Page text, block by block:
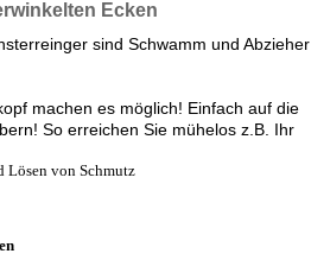
Ecken
sind Schwamm und Abzieher
machen es möglich! Einfach auf die
So erreichen Sie mühelos z.B. Ihr
Lösen von Schmutz